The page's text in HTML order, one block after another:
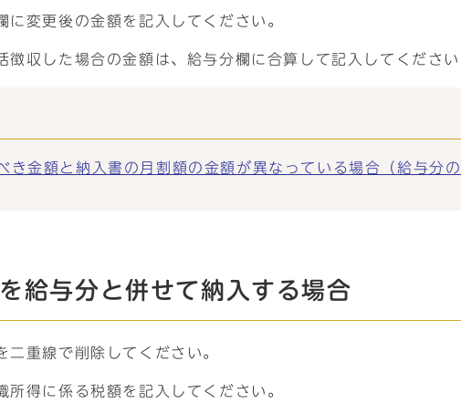
変更後の金額を記入してください。
収した場合の金額は、給与分欄に合算して記入してください
き金額と納入書の月割額の金額が異なっている場合（給与
給与分と併せて納入する場合
重線で削除してください。
得に係る税額を記入してください。